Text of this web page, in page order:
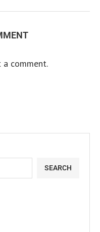
comment.
SEARCH